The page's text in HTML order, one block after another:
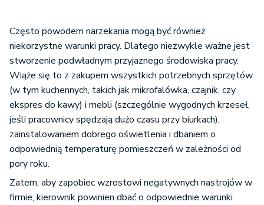
Często powodem narzekania mogą być również
niekorzystne warunki pracy. Dlatego niezwykle ważne jest
stworzenie podwładnym przyjaznego środowiska pracy.
Wiąże się to z zakupem wszystkich potrzebnych sprzętów
(w tym kuchennych, takich jak mikrofalówka, czajnik, czy
ekspres do kawy) i mebli (szczególnie wygodnych krzeseł,
jeśli pracownicy spędzają dużo czasu przy biurkach),
zainstalowaniem dobrego oświetlenia i dbaniem o
odpowiednią temperaturę pomieszczeń w zależności od
pory roku.
Zatem, aby zapobiec wzrostowi negatywnych nastrojów w
firmie, kierownik powinien dbać o odpowiednie warunki